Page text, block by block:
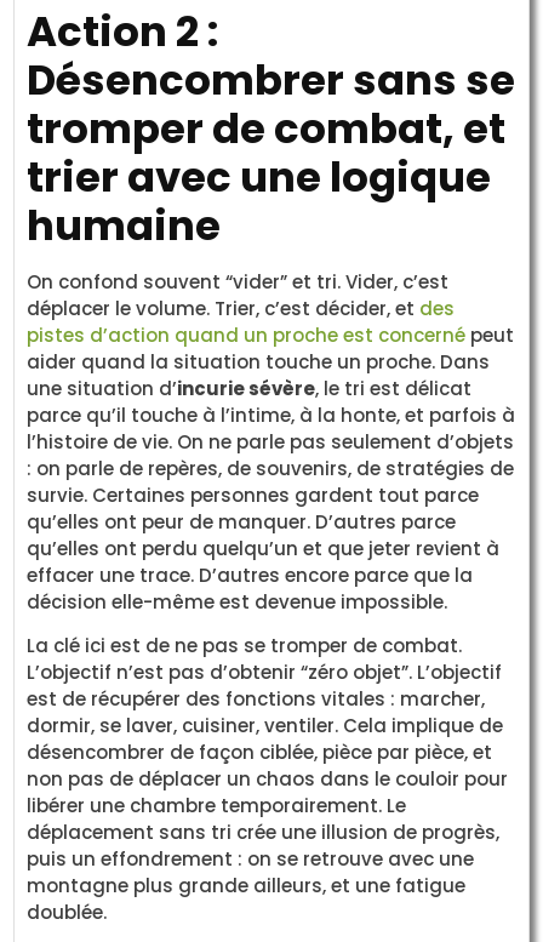
Action 2 :
Désencombrer sans se
tromper de combat, et
trier avec une logique
humaine
On confond souvent “vider” et tri. Vider, c’est
déplacer le volume. Trier, c’est décider, et des
pistes d’action quand un proche est concerné peut
aider quand la situation touche un proche. Dans
une situation d’incurie sévère, le tri est délicat
parce qu’il touche à l’intime, à la honte, et parfois à
l’histoire de vie. On ne parle pas seulement d’objets
: on parle de repères, de souvenirs, de stratégies de
survie. Certaines personnes gardent tout parce
qu’elles ont peur de manquer. D’autres parce
qu’elles ont perdu quelqu’un et que jeter revient à
effacer une trace. D’autres encore parce que la
décision elle-même est devenue impossible.
La clé ici est de ne pas se tromper de combat.
L’objectif n’est pas d’obtenir “zéro objet”. L’objectif
est de récupérer des fonctions vitales : marcher,
dormir, se laver, cuisiner, ventiler. Cela implique de
désencombrer de façon ciblée, pièce par pièce, et
non pas de déplacer un chaos dans le couloir pour
libérer une chambre temporairement. Le
déplacement sans tri crée une illusion de progrès,
puis un effondrement : on se retrouve avec une
montagne plus grande ailleurs, et une fatigue
doublée.